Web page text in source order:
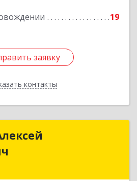
19
заявку
контакты
заявку
Назад
Шаповалов Алексей